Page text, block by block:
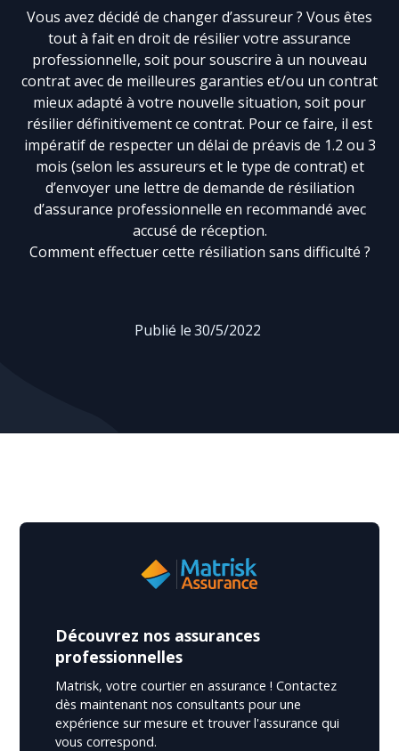
Vous avez décidé de changer d’assureur ? Vous êtes
tout à fait en droit de résilier votre assurance
professionnelle, soit pour souscrire à un nouveau
contrat avec de meilleures garanties et/ou un contrat
mieux adapté à votre nouvelle situation, soit pour
résilier définitivement ce contrat. Pour ce faire, il est
impératif de respecter un délai de préavis de 1.2 ou 3
mois (selon les assureurs et le type de contrat) et
d’envoyer une lettre de demande de résiliation
d’assurance professionnelle en recommandé avec
accusé de réception.
Comment effectuer cette résiliation sans difficulté ?
Publié le30/5/2022
Découvrez nos assurances
professionnelles
Matrisk, votre courtier en assurance ! Contactez
dès maintenant nos consultants pour une
expérience sur mesure et trouver l'assurance qui
vous correspond.